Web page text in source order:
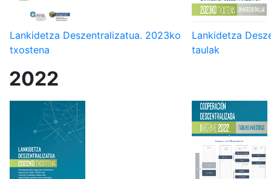
Lankidetza Deszentralizatua. 2023ko
txostena
Lankidetza
taulak
2022